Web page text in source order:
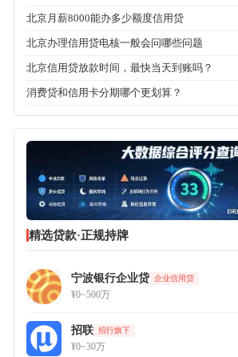
北京月薪8000能办多少额度信用贷
北京办理信用贷电核一般会问哪些问题
北京信用贷放款时间，最快当天到账吗？
消费贷和信用卡分期哪个更划算？
精选贷款·正规持牌
宁波银行企业贷 企业信用贷
¥0~500万
招联 招行旗下
¥0~30万